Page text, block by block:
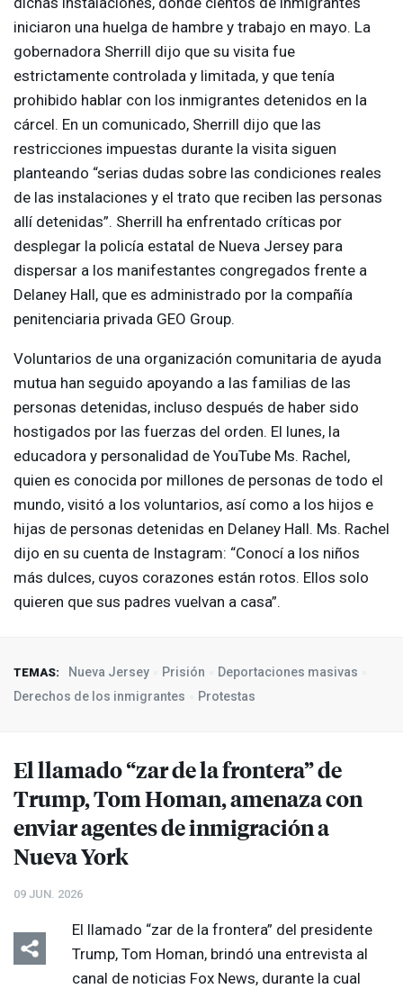
iniciaron una huelga de hambre y trabajo en mayo. La
gobernadora Sherrill dijo que su visita fue
estrictamente controlada y limitada, y que tenía
prohibido hablar con los inmigrantes detenidos en la
cárcel. En un comunicado, Sherrill dijo que las
restricciones impuestas durante la visita siguen
planteando “serias dudas sobre las condiciones reales
de las instalaciones y el trato que reciben las personas
allí detenidas”. Sherrill ha enfrentado críticas por
desplegar la policía estatal de Nueva Jersey para
dispersar a los manifestantes congregados frente a
Delaney Hall, que es administrado por la compañía
penitenciaria privada GEO Group.
Voluntarios de una organización comunitaria de ayuda
mutua han seguido apoyando a las familias de las
personas detenidas, incluso después de haber sido
hostigados por las fuerzas del orden. El lunes, la
educadora y personalidad de YouTube Ms. Rachel,
quien es conocida por millones de personas de todo el
mundo, visitó a los voluntarios, así como a los hijos e
hijas de personas detenidas en Delaney Hall. Ms. Rachel
dijo en su cuenta de Instagram: “Conocí a los niños
más dulces, cuyos corazones están rotos. Ellos solo
quieren que sus padres vuelvan a casa”.
TEMAS: Nueva Jersey Prisión
Deportaciones masivas
Derechos de los inmigrantes
Protestas
El llamado “zar de la frontera” de
Trump, Tom Homan, amenaza con
enviar agentes de inmigración a
Nueva York
09 JUN. 2026
El llamado “zar de la frontera” del presidente
Trump, Tom Homan, brindó una entrevista al
canal de noticias Fox News, durante la cual